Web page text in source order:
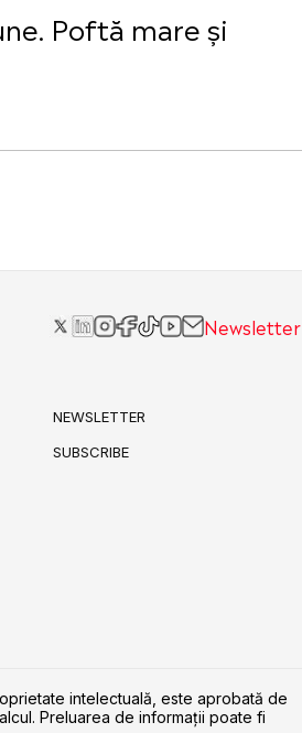
Poftă mare și
Newsletter
NEWSLETTER
SUBSCRIBE
intelectuală, este aprobată de
Preluarea de informaţii poate fi